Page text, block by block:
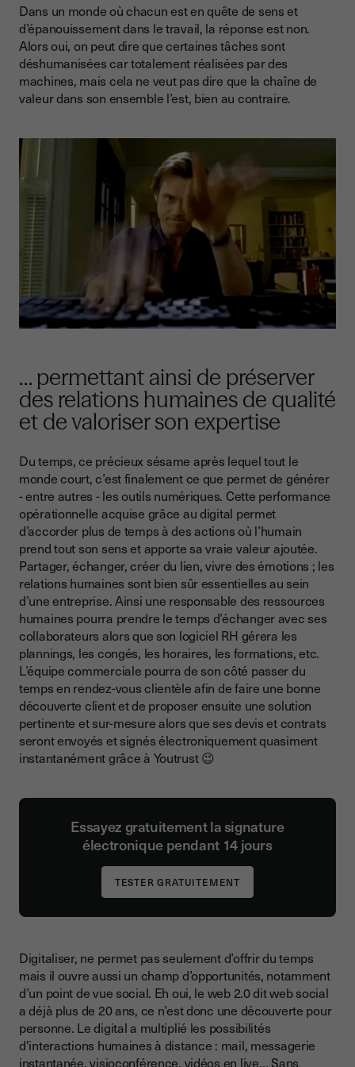
Dans un monde où chacun est en quête de sens et
d’épanouissement dans le travail, la réponse est non.
Alors oui, on peut dire que certaines tâches sont
déshumanisées car totalement réalisées par des
machines, mais cela ne veut pas dire que la chaîne de
valeur dans son ensemble l’est, bien au contraire.
… permettant ainsi de préserver
des relations humaines de qualité
et de valoriser son expertise
Du temps, ce précieux sésame après lequel tout le
monde court, c’est finalement ce que permet de générer
- entre autres - les outils numériques. Cette performance
opérationnelle acquise grâce au digital permet
d’accorder plus de temps à des actions où l’humain
prend tout son sens et apporte sa vraie valeur ajoutée.
Partager, échanger, créer du lien, vivre des émotions ; les
relations humaines sont bien sûr essentielles au sein
d’une entreprise. Ainsi une responsable des ressources
humaines pourra prendre le temps d’échanger avec ses
collaborateurs alors que son logiciel RH gérera les
plannings, les congés, les horaires, les formations, etc.
L’équipe commerciale pourra de son côté passer du
temps en rendez-vous clientèle afin de faire une bonne
découverte client et de proposer ensuite une solution
pertinente et sur-mesure alors que ses devis et contrats
seront envoyés et signés électroniquement quasiment
instantanément grâce à Youtrust 😉
Essayez gratuitement la signature
électronique pendant 14 jours
Digitaliser, ne permet pas seulement d’offrir du temps
mais il ouvre aussi un champ d’opportunités, notamment
d’un point de vue social. Eh oui, le web 2.0 dit web social
a déjà plus de 20 ans, ce n’est donc une découverte pour
personne. Le digital a multiplié les possibilités
d'interactions humaines à distance : mail, messagerie
instantanée, visioconférence, vidéos en live… Sans